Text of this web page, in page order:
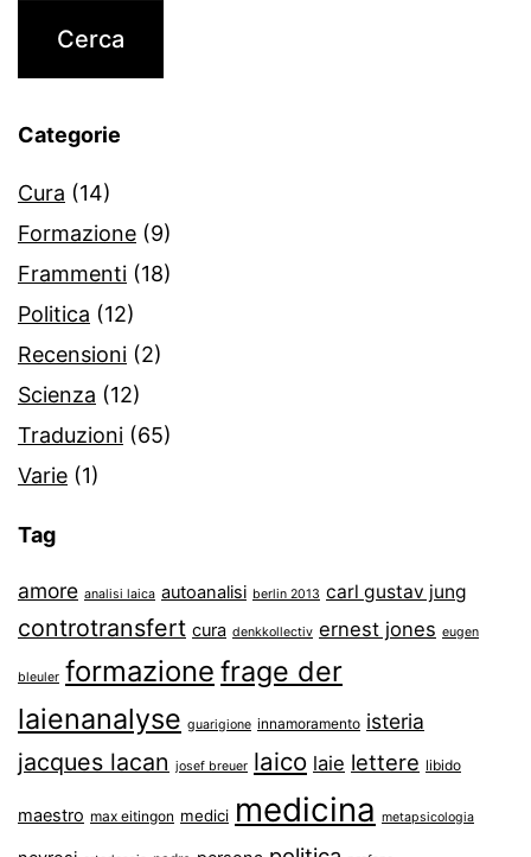
Categorie
Cura (14)
Formazione (9)
Frammenti (18)
Politica (12)
Recensioni (2)
Scienza (12)
Traduzioni (65)
Varie (1)
Tag
amore analisi laica autoanalisi berlin 2013 carl gustav jung
controtransfert cura denkkollectiv ernest jones eugen
bleuler formazione frage der
laienanalyse guarigione innamoramento isteria
jacques lacan josef breuer laico laie lettere libido
maestro max eitingon medici medicina metapsicologia